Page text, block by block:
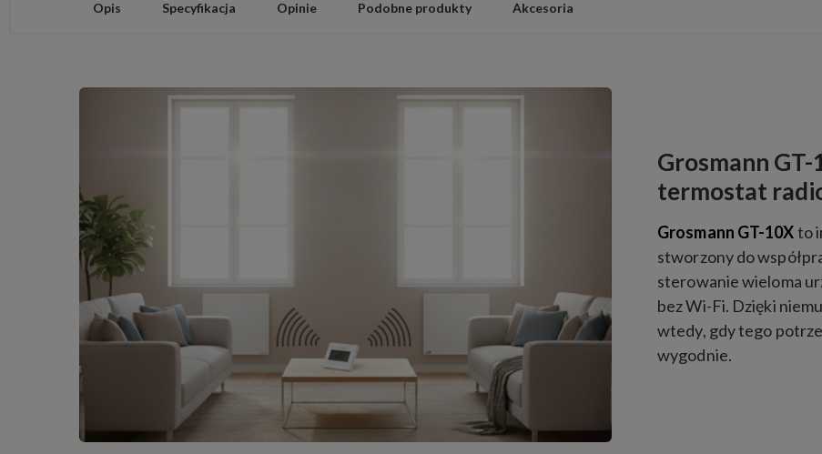
Opis Specyfikacja Opinie Podobne produkty Akcesoria
Grosmann
termostat
Grosmann GT-10Xto
stworzony do
sterowanie wieloma
bez Wi-Fi. Dzięki
wtedy, gdy tego
wygodnie.